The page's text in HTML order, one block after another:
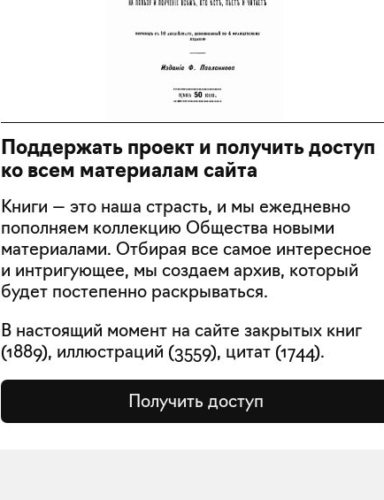
Поддержать проект и получить доступ
ко всем материалам сайта
Книги — это наша страсть, и мы ежедневно
пополняем коллекцию Общества новыми
материалами. Отбирая все самое интересное
и интригующее, мы создаем архив, который
будет постепенно раскрываться.
В настоящий момент на сайте закрытых книг
(1889), иллюстраций (3559), цитат (1744).
Получить доступ